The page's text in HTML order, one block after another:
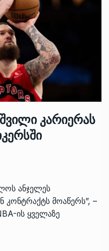
კარიერას
ანჯელეს
მოაწერს”, –
ის ყველაზე